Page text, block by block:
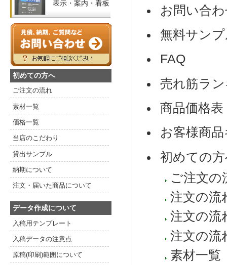
お問い合
無料サン
FAQ
売れ筋ラ
商品価格表
お客様商
初めての
ご注文の
注文の流
注文の流
注文の流
素材一覧
表示・案内・看板
初めての方へ
ご注文の流れ
素材一覧
価格一覧
当店のこだわり
貸出サンプル
納期について
注文・届いた商品について
データ作成について
入稿用テンプレート
入稿データの注意点
原稿(印刷)範囲について